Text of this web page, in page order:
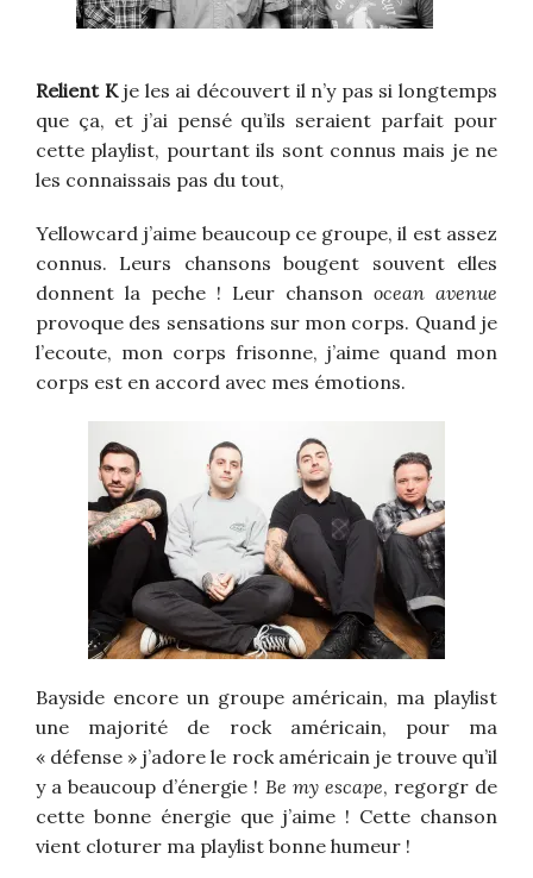
Relient Kje les ai découvert il n’y pas si longtemps
que ça, et j’ai pensé qu’ils seraient parfait pour
cette playlist, pourtant ils sont connus mais je ne
les connaissais pas du tout,
Yellowcard j’aime beaucoup ce groupe, il est assez
connus. Leurs chansons bougent souvent elles
donnent la peche ! Leur chanson ocean avenue
provoque des sensations sur mon corps. Quand je
l’ecoute, mon corps frisonne, j’aime quand mon
corps est en accord avec mes émotions.
Bayside encore un groupe américain, ma playlist
une majorité de rock américain, pour ma
« défense » j’adore le rock américain je trouve qu’il
y a beaucoup d’énergie ! Be my escape, regorgr de
cette bonne énergie que j’aime ! Cette chanson
vient cloturer ma playlist bonne humeur !